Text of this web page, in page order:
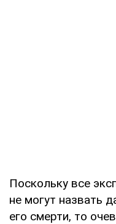
Поскольку все
не могут назвать
его смерти, то